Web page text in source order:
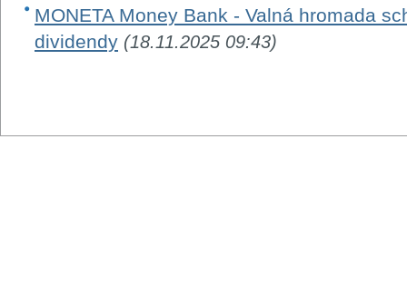
MONETA Money Bank - Valná hromada
dividendy (18.11.2025 09:43)